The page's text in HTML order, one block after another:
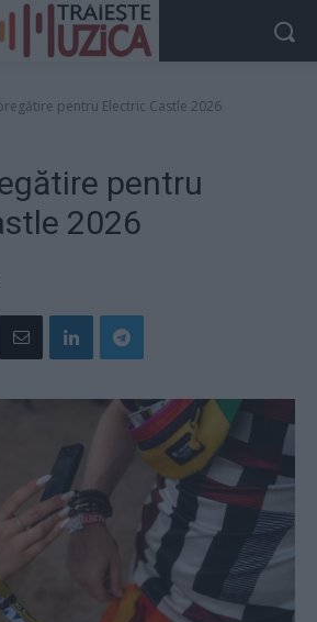
pentru Electric Castle 2026
pentru
2026